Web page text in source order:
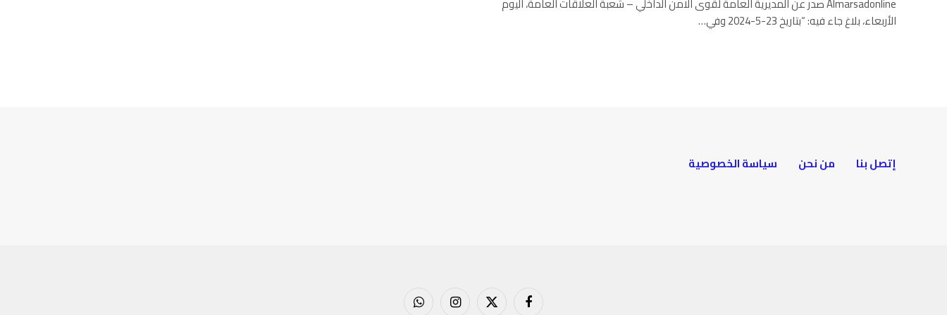
Almarsadonline صدر عن المديرية العامة لقوى الامن الداخلي – شعبة العلاقات العامة، اليوم
الأربعاء، بلاغ جاء فيه: “بتاريخ 23-5-2024 وفي…
إتصل بنا من نحن سياسة الخصوصية
فيسبوك X الانستغرامواتساب